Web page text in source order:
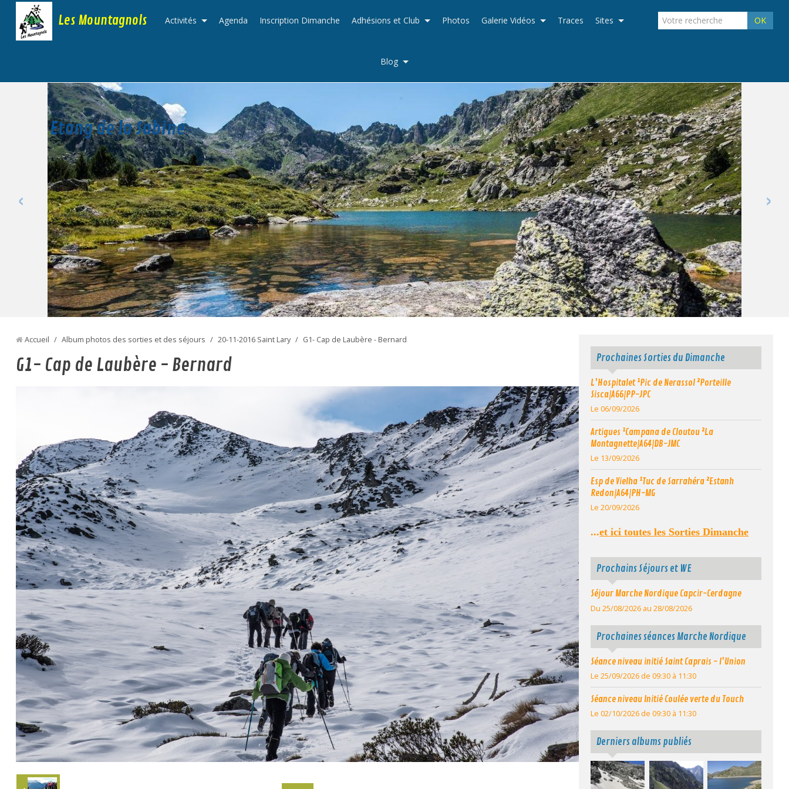
Les Mountagnols OK
Activités Agenda Inscription Dimanche Adhésions et Club Photos Galerie Vidéos Traces Sites
Blog
Etang de la Sabine
‹ ›
Accueil / Album photos des sorties et des séjours / 20-11-2016 Saint Lary / G1- Cap de Laubère - Bernard
G1- Cap de Laubère - Bernard Prochaines Sorties du Dimanche
L'Hospitalet ¹Pic de Nerassol ²Porteille
Sisca|A66|PP-JPC
Le 06/09/2026
Artigues ¹Campana de Cloutou ²La
Montagnette|A64|DB-JMC
Le 13/09/2026
Esp de Vielha ¹Tuc de Sarrahéra ²Estanh
Redon|A64|PH-MG
Le 20/09/2026
...et ici toutes les Sorties Dimanche
Prochains Séjours et WE
Séjour Marche Nordique Capcir-Cerdagne
Du 25/08/2026 au 28/08/2026
Prochaines séances Marche Nordique
Séance niveau initié Saint Caprais - l'Union
Le 25/09/2026 de 09:30 à 11:30
Séance niveau Initié Coulée verte du Touch
Le 02/10/2026 de 09:30 à 11:30
Derniers albums publiés